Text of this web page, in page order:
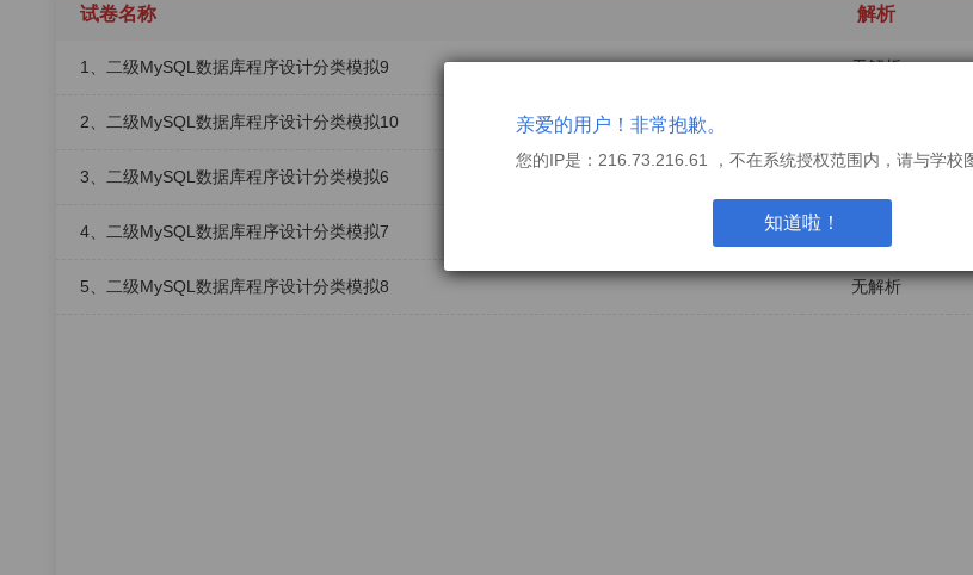
亲爱的用户！非常抱歉。
您的IP是：216.73.216.61 ，不在系统授权范围内，请与学校
知道啦！
试卷名称 解析
1、二级MySQL数据库程序设计分类模拟9 无解析
2、二级MySQL数据库程序设计分类模拟10
3、二级MySQL数据库程序设计分类模拟6
4、二级MySQL数据库程序设计分类模拟7
5、二级MySQL数据库程序设计分类模拟8 无解析